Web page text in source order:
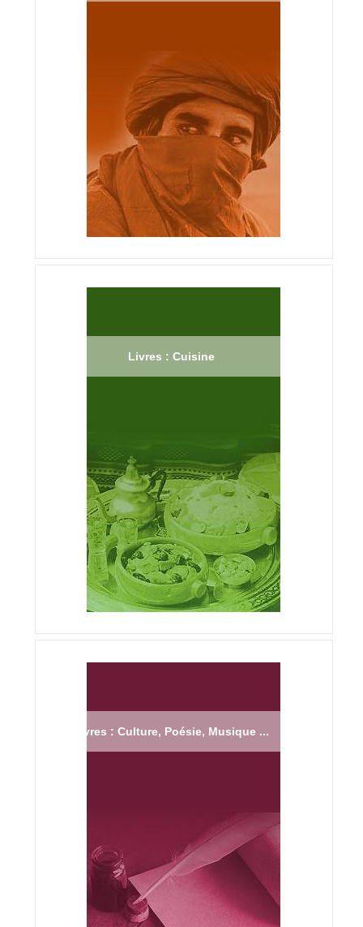
Livres : Cuisine
Livres : Culture, Poésie, Musique ...